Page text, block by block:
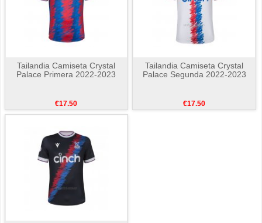
Tailandia Camiseta Crystal
Palace Primera 2022-2023
€17.50
Tailandia Camiseta Crystal
Palace Segunda 2022-2023
€17.50